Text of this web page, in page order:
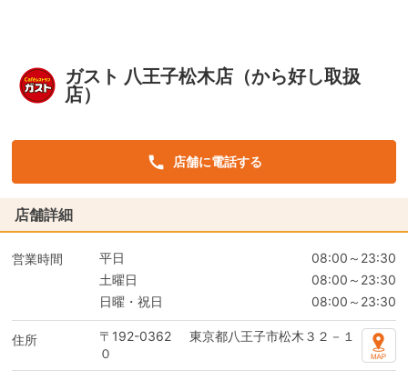
ガスト 八王子松木店（から好し取扱
店）
店舗に電話する
店舗詳細
営業時間 平日
08:00～23:30
土曜日
08:00～23:30
日曜・祝日
08:00～23:30
住所 〒192-0362
東京都八王子市松木３２－１
０